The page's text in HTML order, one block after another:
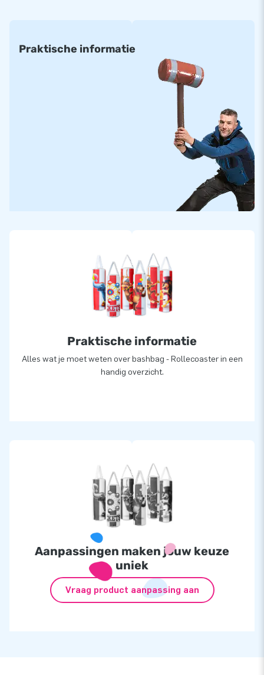
Praktische informatie
Praktische informatie
Alles wat je moet weten over bashbag - Rollecoaster in een
handig overzicht.
Aanpassingen maken jouw keuze
uniek
Vraag product aanpassing aan